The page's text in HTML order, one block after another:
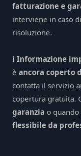
fatturazione e
interviene in caso
risoluzione.
ℹ️ Informazione
èancora coperto
contatta il servizio
copertura gratuita.
garanzia o
flessibile da